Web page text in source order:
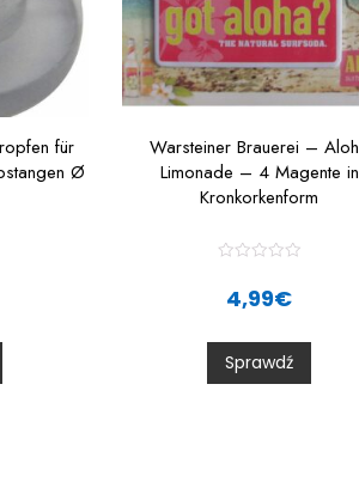
für
Ø
Warsteiner Brauerei –
Limonade – 4 Magente in
Kronkorkenform
0
o
u
t
4,99€
Sprawdź